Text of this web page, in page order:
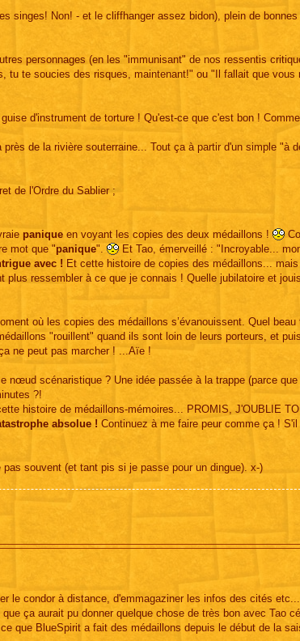
singes! Non! - et le cliffhanger assez bidon), plein de
personnages (en les "immunisant" de nos ressentis
tu te soucies des risques, maintenant!" ou "Il fallait que vous
d'instrument de torture ! Qu'est-ce que c'est bon !
de la rivière souterraine... Tout ça à partir d'un simple "à
de l'Ordre du Sablier ;
panique en voyant les copies des deux médaillons !
mot que "panique".
Et Tao, émerveillé : "Incroyable...
avec ! Et cette histoire de copies des médaillons...
ressembler à ce que je connais ! Quelle jubilatoire et
où les copies des médaillons s’évanouissent. Quel beau
"rouillent" quand ils sont loin de leurs porteurs, et
ne peut pas marcher ! ...Aïe !
nœud scénaristique ? Une idée passée à la trappe (parce que
?!
histoire de médaillons-mémoires... PROMIS, J'OUBLIE
absolue ! Continuez à me faire peur comme ça ! S'il
souvent (et tant pis si je passe pour un dingue). x-)
le condor à distance, d'emmagaziner les infos des cités
ça aurait pu donner quelque chose de très bon avec Tao
que BlueSpirit a fait des médaillons depuis le début de la